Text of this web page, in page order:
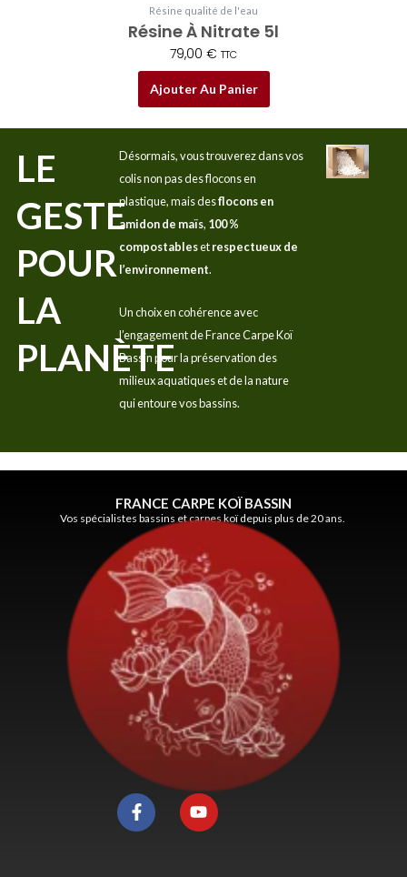
Résine qualité de l'eau
Résine À Nitrate 5l
79,00 € TTC
Ajouter Au Panier
LE
GESTE
POUR
LA
PLANÈTE
Désormais, vous trouverez dans vos
colis non pas des flocons en
plastique, mais desflocons en
amidon de maïs, 100 %
compostablesetrespectueux de
l’environnement.
Un choix en cohérence avec
l’engagement de France Carpe Koï
Bassin pour la préservation des
milieux aquatiques et de la nature
qui entoure vos bassins.
FRANCE CARPE KOÏ BASSIN
Vos spécialistes bassins et carpes koï depuis plus de 20 ans.
F
a
c
Y
o
u